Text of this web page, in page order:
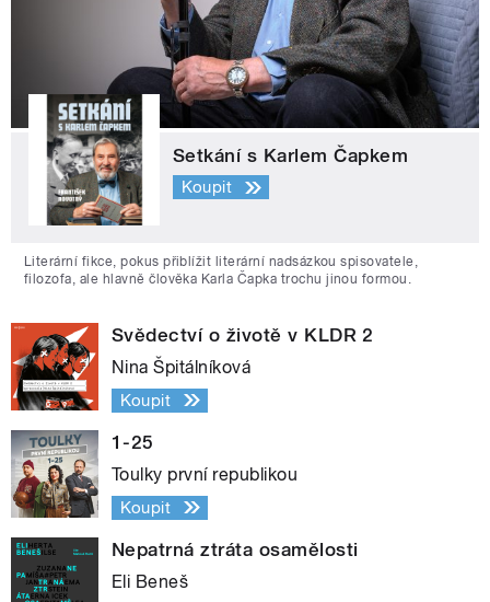
Setkání s Karlem Čapkem
Koupit
Literární fikce, pokus přiblížit literární nadsázkou spisovatele,
filozofa, ale hlavně člověka Karla Čapka trochu jinou formou.
Svědectví o životě v KLDR 2
Nina Špitálníková
Koupit
1-25
Toulky první republikou
Koupit
Nepatrná ztráta osamělosti
Eli Beneš